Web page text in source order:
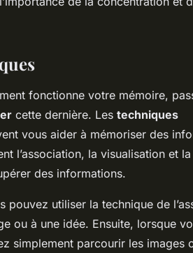
fonctionne votre mémoire,
cette dernière. Les techniques
vous aider à mémoriser des
l’association, la visualisation et
des informations.
utiliser la technique de
ou à une idée. Ensuite, lorsque
simplement parcourir les images